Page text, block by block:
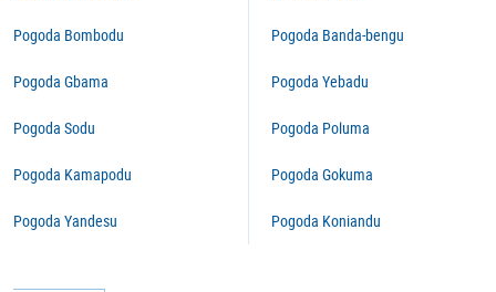
Pogoda Bombodu
Pogoda Gbama
Pogoda Sodu
Pogoda Kamapodu
Pogoda Yandesu
Pogoda Banda-bengu
Pogoda Yebadu
Pogoda Poluma
Pogoda Gokuma
Pogoda Koniandu